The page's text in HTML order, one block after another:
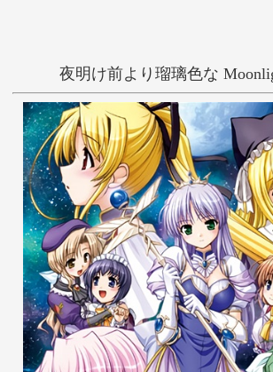
あ い う
か き く
さ し す
た ち つ
な に ぬ
は ひ ふ
夜明け前より瑠璃色な
一般
学生
ファンタジー べ